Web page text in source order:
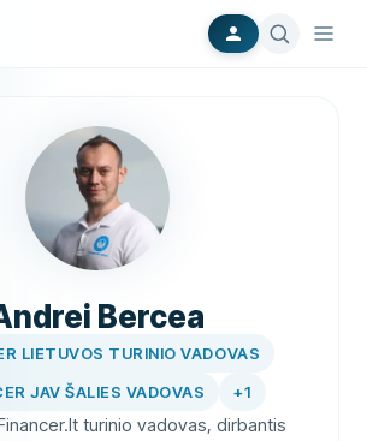
Bercea
LIETUVOS TURINIO VADOVAS
JAV ŠALIES VADOVAS
+1
turinio vadovas, dirbantis